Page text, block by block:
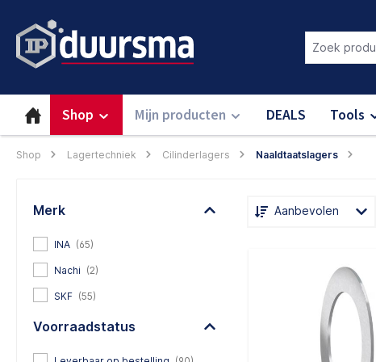
Shop Mijn producten DEALS Tools
Shop Lagertechniek Cilinderlagers Naaldtaatslagers
Merk
INA (65)
Nachi (2)
SKF (55)
Voorraadstatus
Aanbevolen